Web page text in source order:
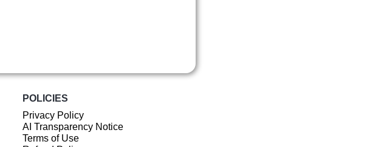
POLICIES
Privacy Policy
AI Transparency Notice
Terms of Use